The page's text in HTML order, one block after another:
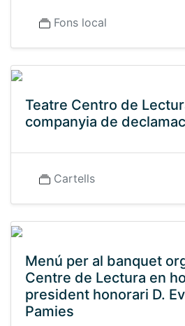
Fons local
Teatre Centro de
companyia de
Cartells
Menú per al banquet
Centre de Lectura en
president honorari D.
Pamies